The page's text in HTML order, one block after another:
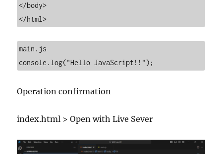
</body>
</html>
main.js
console.log("Hello JavaScript!!");
Operation confirmation
index.html > Open with Live Sever